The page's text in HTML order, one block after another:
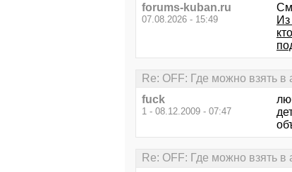
forums-kuban.ru
07.08.2026 - 15:49
Re: OFF: Где можно взять
fuck
1 - 08.12.2009 - 07:47
Re: OFF: Где можно взять